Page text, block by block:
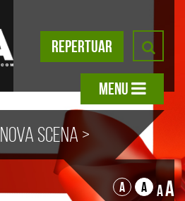
REPERTUAR
MENU
Nova scena >
> „Noc nad A A AA